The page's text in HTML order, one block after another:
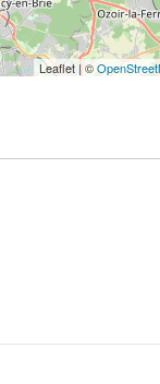
Leaflet |©